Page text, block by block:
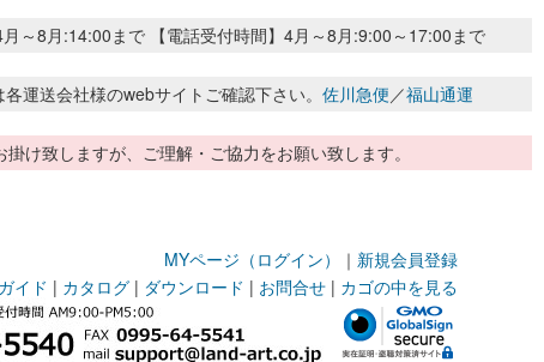
～8月:14:00まで 【電話受付時間】4月～8月:9:00～17:00まで
運送会社様のwebサイトご確認下さい。 佐川急便／福山通運
け致しますが、ご理解・ご協力をお願い致します。
MYページ（ログイン） ｜ 新規会員登録
イド | カタログ | ダウンロード | お問合せ | カゴの中を見る